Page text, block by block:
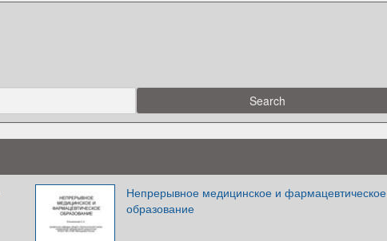
Непрерывное медицинское и фармацевтическое
образование